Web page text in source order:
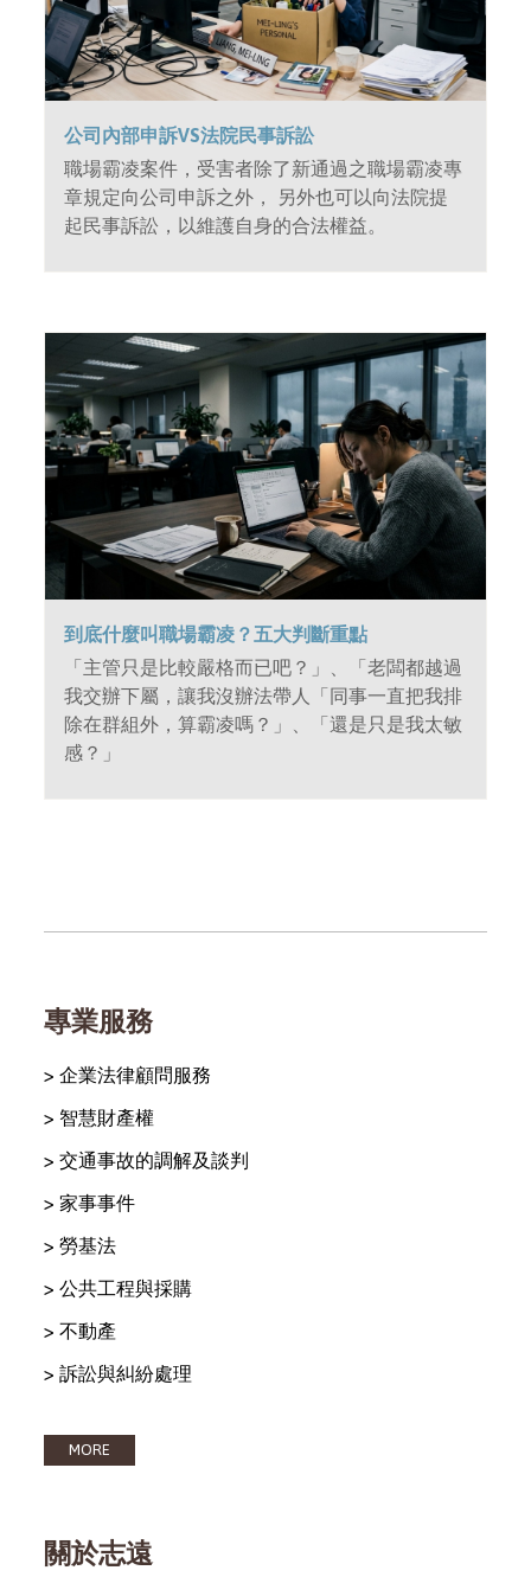
公司內部申訴VS法院民事訴訟
職場霸凌案件，受害者除了新通過之職場霸凌專
章規定向公司申訴之外， 另外也可以向法院提
起民事訴訟，以維護自身的合法權益。
到底什麼叫職場霸凌？五大判斷重點
「主管只是比較嚴格而已吧？」、「老闆都越過
我交辦下屬，讓我沒辦法帶人「同事一直把我排
除在群組外，算霸凌嗎？」、「還是只是我太敏
感？」
專業服務
> 企業法律顧問服務
> 智慧財產權
> 交通事故的調解及談判
> 家事事件
> 勞基法
> 公共工程與採購
> 不動產
> 訴訟與糾紛處理
MORE
關於志遠